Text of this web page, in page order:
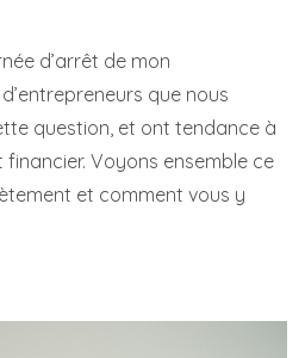
d’arrêt de mon
que nous
question, et ont tendance à
financier. Voyons ensemble ce
et comment vous y